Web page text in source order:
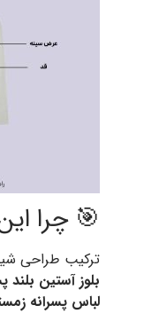
🎯 چرا
ترکیب طراحی
بلوز آستین بلند
لباس پسرانه